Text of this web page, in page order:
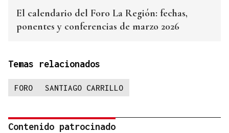
El calendario del Foro La Región: fechas,
ponentes y conferencias de marzo 2026
Temas relacionados
FORO SANTIAGO CARRILLO
Contenido patrocinado